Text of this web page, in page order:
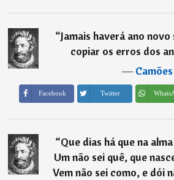
“Jamais haverá ano
copiar os erros dos
―Camões
Facebook Twitter
“Que dias há que na
Um não sei quê, que
Vem não sei como, e dói